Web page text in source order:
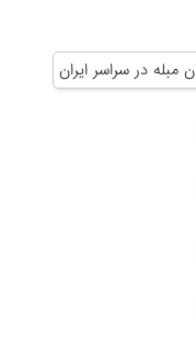
مبله در سراسر ایران